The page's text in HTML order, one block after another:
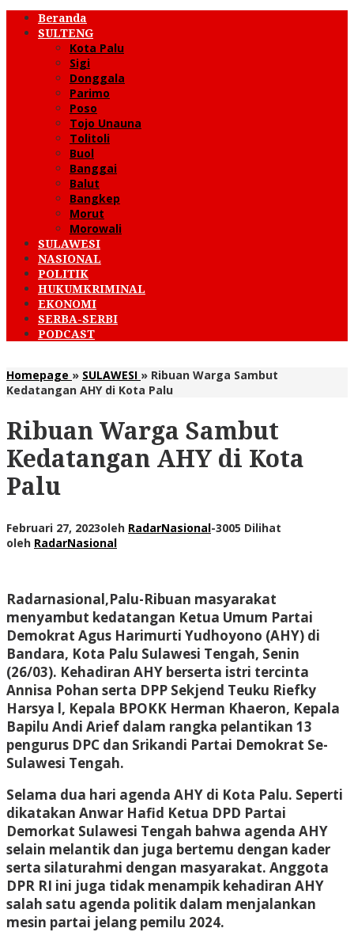
Beranda
SULTENG
Kota Palu
Sigi
Donggala
Parimo
Poso
Tojo Unauna
Tolitoli
Buol
Banggai
Balut
Bangkep
Morut
Morowali
SULAWESI
NASIONAL
POLITIK
HUKUMKRIMINAL
EKONOMI
SERBA-SERBI
PODCAST
Homepage » SULAWESI » Ribuan Warga Sambut
Kedatangan AHY di Kota Palu
Ribuan Warga Sambut
Kedatangan AHY di Kota
Palu
Februari 27, 2023oleh RadarNasional-3005 Dilihat
oleh RadarNasional
Radarnasional,Palu-Ribuan masyarakat
menyambut kedatangan Ketua Umum Partai
Demokrat Agus Harimurti Yudhoyono (AHY) di
Bandara, Kota Palu Sulawesi Tengah, Senin
(26/03). Kehadiran AHY berserta istri tercinta
Annisa Pohan serta DPP Sekjend Teuku Riefky
Harsya l, Kepala BPOKK Herman Khaeron, Kepala
Bapilu Andi Arief dalam rangka pelantikan 13
pengurus DPC dan Srikandi Partai Demokrat Se-
Sulawesi Tengah.
Selama dua hari agenda AHY di Kota Palu. Seperti
dikatakan Anwar Hafid Ketua DPD Partai
Demorkat Sulawesi Tengah bahwa agenda AHY
selain melantik dan juga bertemu dengan kader
serta silaturahmi dengan masyarakat. Anggota
DPR RI ini juga tidak menampik kehadiran AHY
salah satu agenda politik dalam menjalankan
mesin partai jelang pemilu 2024.